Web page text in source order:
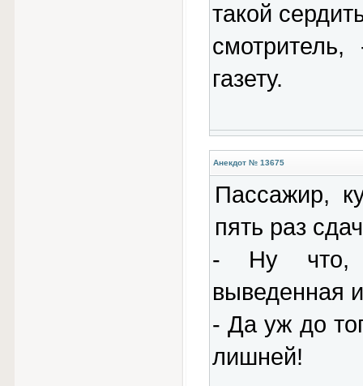
такой
газету.
Анекдот № 13675
Пассажир,
пять раз
- Ну что,
выведенная
- Да уж до
лишней!